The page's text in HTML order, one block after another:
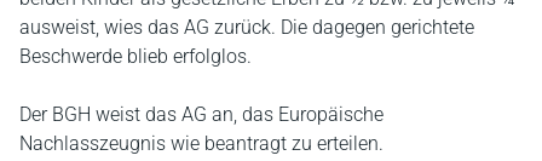
ausweist, wies das AG zurück. Die dagegen gerichtete
Beschwerde blieb erfolglos.
Der BGH weist das AG an, das Europäische
Nachlasszeugnis wie beantragt zu erteilen.